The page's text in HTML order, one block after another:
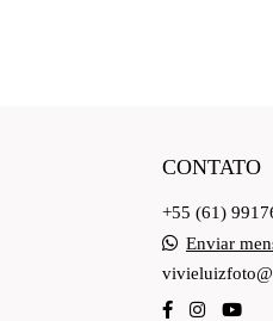
CONTATO
+55 (61)
Enviar